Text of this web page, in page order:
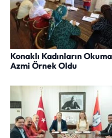
Konaklı Kadınların Okuma
Azmi Örnek Oldu